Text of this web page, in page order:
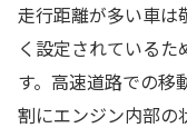
走行距離が多い車は
く設定されている
す。高速道路での移
割にエンジン内部の